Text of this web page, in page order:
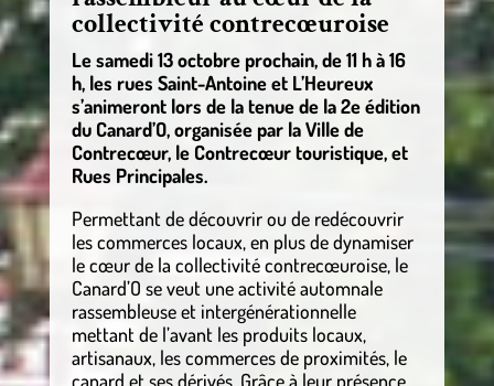
collectivité contrecœuroise
Le samedi 13 octobre prochain, de 11 h à 16
h, les rues Saint-Antoine et L’Heureux
s’animeront lors de la tenue de la 2e édition
du Canard’O, organisée par la Ville de
Contrecœur, le Contrecœur touristique, et
Rues Principales.
Permettant de découvrir ou de redécouvrir
les commerces locaux, en plus de dynamiser
le cœur de la collectivité contrecœuroise, le
Canard’O se veut une activité automnale
rassembleuse et intergénérationnelle
mettant de l’avant les produits locaux,
artisanaux, les commerces de proximités, le
canard et ses dérivés. Grâce à leur présence